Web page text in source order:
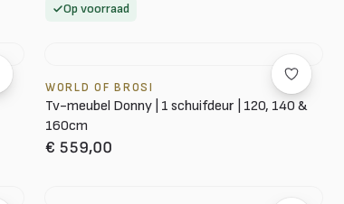
Op voorraad
WORLD OF BROSI
Tv-meubel Donny | 1 schuifdeur | 120, 140 &
160cm
€ 559,00